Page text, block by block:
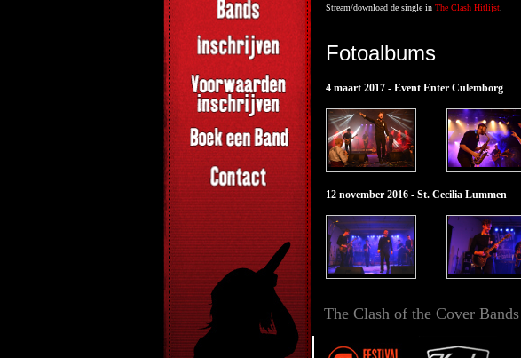
Stream/download de single in The Clash Hitlijst
Fotoalbums
4 maart 2017 - Event Enter Culemborg
12 november 2016 - St. Cecilia Lummen
The Clash of the Cover Bands